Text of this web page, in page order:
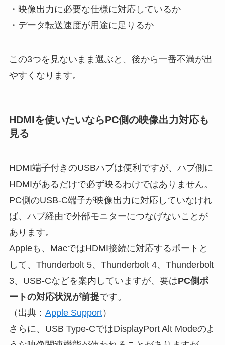
・映像出力に必要な仕様に対応しているか
・データ転送速度が用途に足りるか
この3つを見ないまま選ぶと、後から一番不満が出
やすくなります。
HDMIを使いたいならPC側の映像出力対応も
見る
HDMI端子付きのUSBハブは便利ですが、ハブ側に
HDMIがあるだけで必ず映るわけではありません。
PC側のUSB-C端子が映像出力に対応していなけれ
ば、ハブ経由で外部モニターにつなげないことが
あります。
Appleも、MacではHDMI接続に対応するポートと
して、Thunderbolt 5、Thunderbolt 4、Thunderbolt
3、USB-Cなどを案内していますが、要はPC側ポ
ートの対応状況が前提です。
（出典： Apple Support）
さらに、USB Type-CではDisplayPort Alt Modeのよ